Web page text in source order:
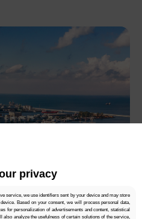
privacy
service, we use identifiers sent by your device and may store
Based on your consent, we will process personal data,
for personalization of advertisements and content, statistical
analyze the usefulness of certain solutions of the service,